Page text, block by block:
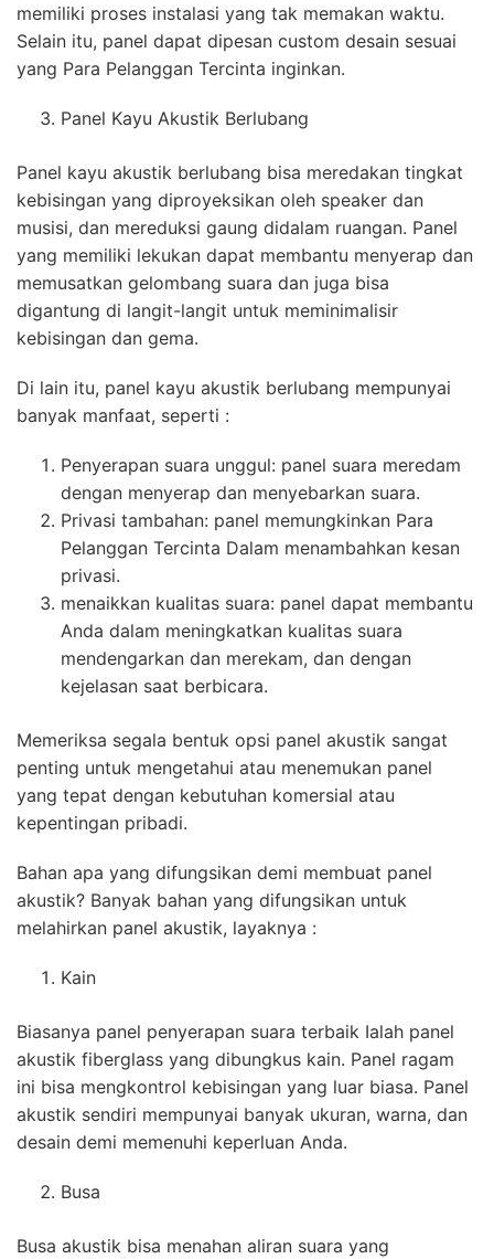
memiliki proses instalasi yang tak memakan waktu.
Selain itu, panel dapat dipesan custom desain sesuai
yang Para Pelanggan Tercinta inginkan.
Panel Kayu Akustik Berlubang
Panel kayu akustik berlubang bisa meredakan tingkat
kebisingan yang diproyeksikan oleh speaker dan
musisi, dan mereduksi gaung didalam ruangan. Panel
yang memiliki lekukan dapat membantu menyerap dan
memusatkan gelombang suara dan juga bisa
digantung di langit-langit untuk meminimalisir
kebisingan dan gema.
Di lain itu, panel kayu akustik berlubang mempunyai
banyak manfaat, seperti :
Penyerapan suara unggul: panel suara meredam
dengan menyerap dan menyebarkan suara.
Privasi tambahan: panel memungkinkan Para
Pelanggan Tercinta Dalam menambahkan kesan
privasi.
menaikkan kualitas suara: panel dapat membantu
Anda dalam meningkatkan kualitas suara
mendengarkan dan merekam, dan dengan
kejelasan saat berbicara.
Memeriksa segala bentuk opsi panel akustik sangat
penting untuk mengetahui atau menemukan panel
yang tepat dengan kebutuhan komersial atau
kepentingan pribadi.
Bahan apa yang difungsikan demi membuat panel
akustik? Banyak bahan yang difungsikan untuk
melahirkan panel akustik, layaknya :
Kain
Biasanya panel penyerapan suara terbaik Ialah panel
akustik fiberglass yang dibungkus kain. Panel ragam
ini bisa mengkontrol kebisingan yang luar biasa. Panel
akustik sendiri mempunyai banyak ukuran, warna, dan
desain demi memenuhi keperluan Anda.
Busa
Busa akustik bisa menahan aliran suara yang